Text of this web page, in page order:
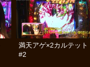
満天アゲ×2カルテット
#2